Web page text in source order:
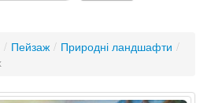
/ Пейзаж / Природні ландшафти /